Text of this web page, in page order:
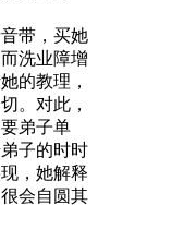
带，买她
洗业障增
的教理，
。对此，
弟子单
子的时时
，她解释
会自圆其